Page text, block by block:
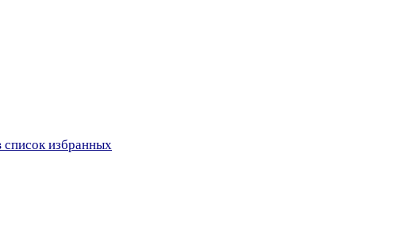
список избранных